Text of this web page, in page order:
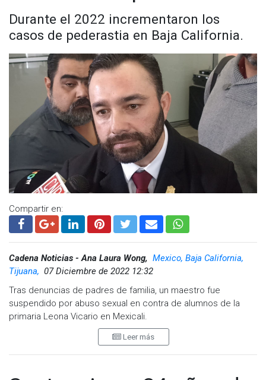
Visita y accede a todo nuestro contenido |
www.cadenanoticias.com| Twitter:@cadena_noticias|
Facebook: @cadenanoticiasmx
| Instagram:
@cadenanoticiasmx | TikTok:@CadenaNoticias| Telegram:
https://t.me/GrupoCadenaResumen|
Durante el 2022 incrementaron los
casos de pederastia en Baja California.
Compartir en:
Cadena Noticias - Ana Laura Wong, Mexico, Baja California,
Tijuana, 07 Diciembre de 2022 12:32
Tras denuncias de padres de familia, un maestro fue
suspendido por abuso sexual en contra de alumnos de la
primaria Leona Vicario en Mexicali.
El Fiscal General del Estado (FGE), Iván Carpio Sánchez
Leer más